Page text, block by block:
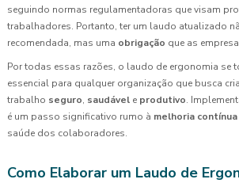
seguindo normas regulamentadoras que visam
trabalhadores. Portanto, ter um laudo atualizado
recomendada, mas uma obrigação que as
Por todas essas razões, o laudo de ergonomia se
essencial para qualquer organização que busca
trabalho seguro, saudável e produtivo.
é um passo significativo rumo à melhoria contínua
saúde dos colaboradores.
Como Elaborar um Laudo de